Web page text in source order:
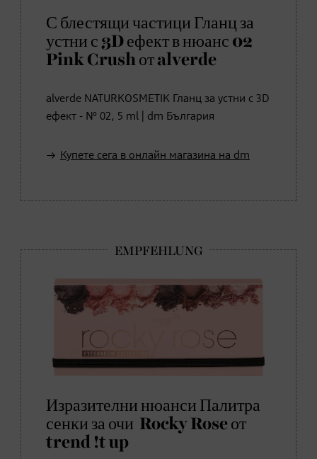
С блестящи частици Гланц за
устни с 3D ефект в нюанс 02
Pink Crush от alverde
alverde NATURKOSMETIK Гланц за устни с 3D
ефект - № 02, 5 ml | dm България
Купете сега в онлайн магазина на dm
Изразителни нюанси Палитра
сенки за очи Rocky Rose от
trend !t up